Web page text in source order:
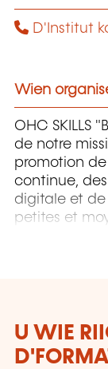
D'Institut
Wien
OHC SKILLS
de notre
promotion
continue,
digitale et de
petites et
U WIE